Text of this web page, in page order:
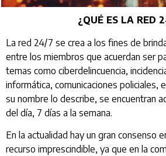
¿QUÉ ES LA RED
La red 24/7 se crea a los fines de
entre los miembros que acuerdan ser
temas como ciberdelincuencia,
informática, comunicaciones policiales,
su nombre lo describe, se encuentran
del día, 7 días a la semana.
En la actualidad hay un gran consenso
recurso imprescindible, ya que en la